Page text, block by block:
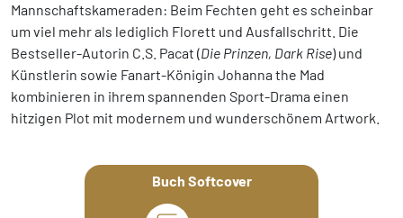
Mannschaftskameraden: Beim Fechten geht es scheinbar
um viel mehr als lediglich Florett und Ausfallschritt. Die
Bestseller-Autorin C.S. Pacat (Die Prinzen, Dark Rise) und
Künstlerin sowie Fanart-Königin Johanna the Mad
kombinieren in ihrem spannenden Sport-Drama einen
hitzigen Plot mit modernem und wunderschönem Artwork.
Buch Softcover